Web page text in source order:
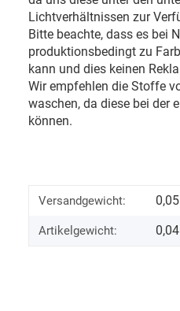
Lichtverhältnissen zur
Bitte beachte, dass es bei
produktionsbedingt zu
kann und dies keinen
Wir empfehlen die Stoffe
waschen, da diese bei der
können.
Versandgewicht:
Artikelgewicht: 0,04